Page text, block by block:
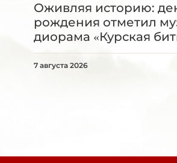
Оживляя историю:
рождения отметил
диорама «Курская
7 августа 2026